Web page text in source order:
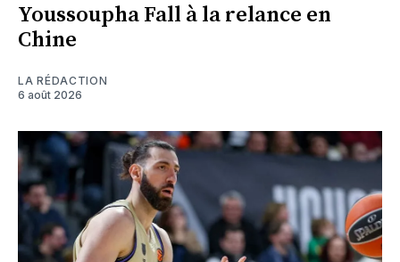
Youssoupha Fall à la relance en
Chine
LA RÉDACTION
6 août 2026